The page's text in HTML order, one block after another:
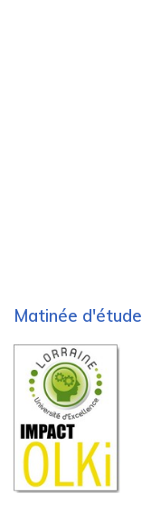
Matinée d'étude